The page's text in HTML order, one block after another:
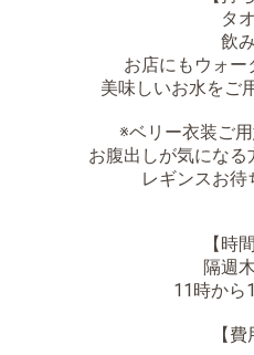
タ
飲
お店にもウォ
美味しいお水をご
※ベリー衣装ご用
お腹出しが気にな
レギンスお待
【時
隔週
11時から
【費